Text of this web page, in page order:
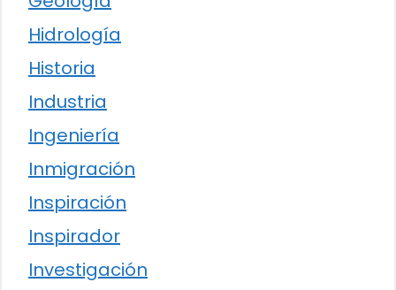
Hidrología
Historia
Industria
Ingeniería
Inmigración
Inspiración
Inspirador
Investigación